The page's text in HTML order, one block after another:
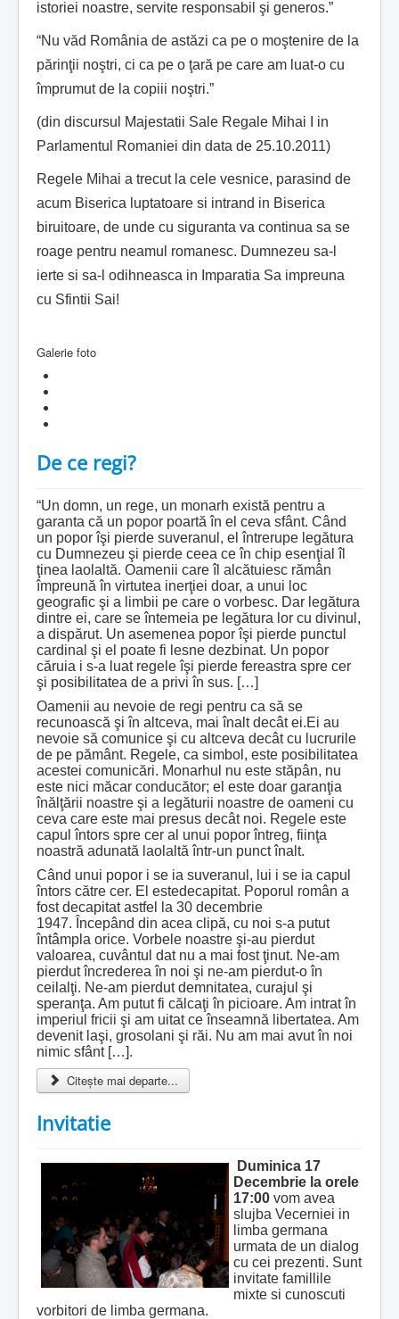
istoriei noastre, servite responsabil şi generos.”
“Nu văd România de astăzi ca pe o moştenire de la
părinţii noştri, ci ca pe o ţară pe care am luat-o cu
împrumut de la copiii noştri.”
(din discursul Majestatii Sale Regale Mihai I in
Parlamentul Romaniei din data de 25.10.2011)
Regele Mihai a trecut la cele vesnice, parasind de
acum Biserica luptatoare si intrand in Biserica
biruitoare, de unde cu siguranta va continua sa se
roage pentru neamul romanesc. Dumnezeu sa-l
ierte si sa-l odihneasca in Imparatia Sa impreuna
cu Sfintii Sai!
Galerie foto
De ce regi?
“Un domn, un rege, un monarh există pentru a
garanta că un popor poartă în el ceva sfânt. Când
un popor îşi pierde suveranul, el întrerupe legătura
cu Dumnezeu şi pierde ceea ce în chip esenţial îl
ţinea laolaltă. Oamenii care îl alcătuiesc rămân
împreună în virtutea inerţiei doar, a unui loc
geografic şi a limbii pe care o vorbesc. Dar legătura
dintre ei, care se întemeia pe legătura lor cu divinul,
a dispărut. Un asemenea popor îşi pierde punctul
cardinal şi el poate fi lesne dezbinat. Un popor
căruia i s-a luat regele îşi pierde fereastra spre cer
şi posibilitatea de a privi în sus. […]
Oamenii au nevoie de regi pentru ca să se
recunoască şi în altceva, mai înalt decât ei.Ei au
nevoie să comunice şi cu altceva decât cu lucrurile
de pe pământ. Regele, ca simbol, este posibilitatea
acestei comunicări. Monarhul nu este stăpân, nu
este nici măcar conducător; el este doar garanţia
înălţării noastre şi a legăturii noastre de oameni cu
ceva care este mai presus decât noi. Regele este
capul întors spre cer al unui popor întreg, fiinţa
noastră adunată laolaltă într-un punct înalt.
Când unui popor i se ia suveranul, lui i se ia capul
întors către cer. El estedecapitat. Poporul român a
fost decapitat astfel la 30 decembrie
1947. Începând din acea clipă, cu noi s-a putut
întâmpla orice. Vorbele noastre şi-au pierdut
valoarea, cuvântul dat nu a mai fost ţinut. Ne-am
pierdut încrederea în noi şi ne-am pierdut-o în
ceilalţi. Ne-am pierdut demnitatea, curajul şi
speranţa. Am putut fi călcaţi în picioare. Am intrat în
imperiul fricii şi am uitat ce înseamnă libertatea. Am
devenit laşi, grosolani şi răi. Nu am mai avut în noi
nimic sfânt […].
Citește mai departe...
Invitatie
Duminica 17
Decembrie la orele
17:00 vom avea
slujba Vecerniei in
limba germana
urmata de un dialog
cu cei prezenti. Sunt
invitate famillile
mixte si cunoscuti
vorbitori de limba germana.